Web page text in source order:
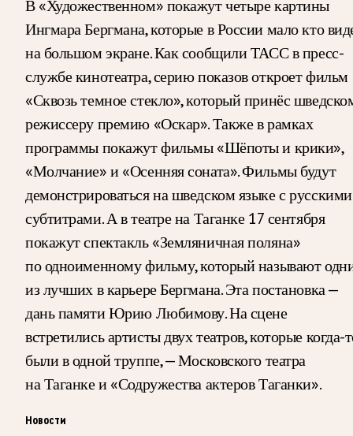
В «Художественном» покажут четыре картины
Ингмара Бергмана, которые в России мало кто
на большом экране. Как сообщили ТАСС в пресс-
службе кинотеатра, серию показов откроет фильм
«Сквозь темное стекло», который принёс
режиссеру премию «Оскар». Также в рамках
программы покажут фильмы «Шёпоты и крики»,
«Молчание» и «Осенняя соната». Фильмы будут
демонстрироваться на шведском языке с русскими
субтитрами. А в театре на Таганке 17 сентября
покажут спектакль «Земляничная поляна»
по одноименному фильму, который называют
из лучших в карьере Бергмана. Эта постановка —
дань памяти Юрию Любимову. На сцене
встретились артисты двух театров, которые когда-
были в одной труппе, — Московского театра
на Таганке и «Содружества актеров Таганки».
Новости